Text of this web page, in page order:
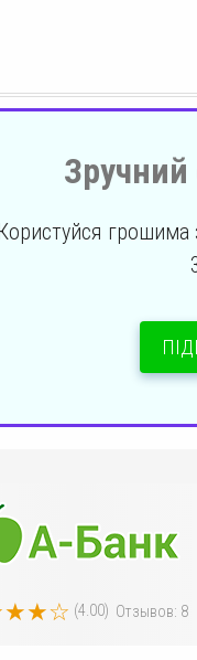
грошима
(4.00) Отзывов: 8